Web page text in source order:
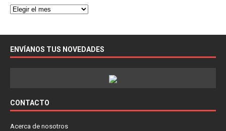
ENVÍANOS TUS NOVEDADES
CONTACTO
Acerca de nosotros